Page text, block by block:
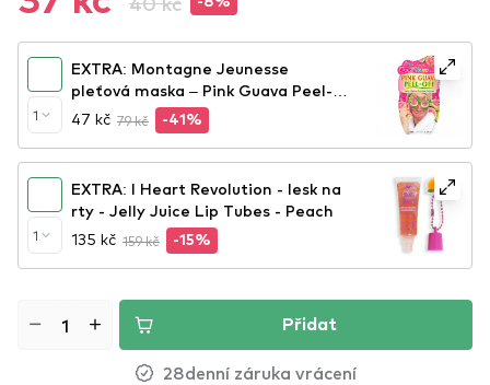
1
EXTRA: Montagne Jeunesse
pleťová maska – Pink Guava Peel-
Off Face Mask
47 kč 79 kč -41%
1
EXTRA: I Heart Revolution - lesk na
rty - Jelly Juice Lip Tubes - Peach
135 kč 159 kč -15%
Přidat
28denní záruka vrácení